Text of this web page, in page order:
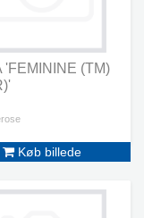
'FEMININE (TM)
Køb billede